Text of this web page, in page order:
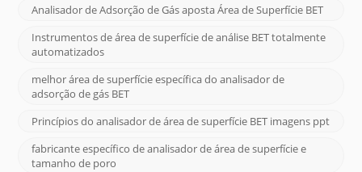
Analisador de Adsorção de Gás aposta Área de Superfície BET
Instrumentos de área de superfície de análise BET totalmente
automatizados
melhor área de superfície específica do analisador de
adsorção de gás BET
Princípios do analisador de área de superfície BET imagens ppt
fabricante específico de analisador de área de superfície e
tamanho de poro